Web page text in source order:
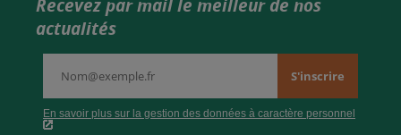
Recevez par mail le meilleur de nos
actualités